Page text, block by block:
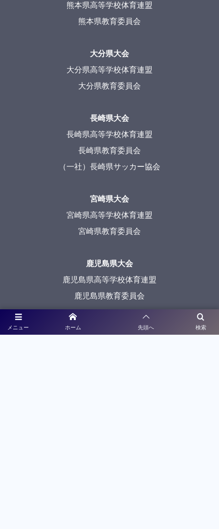
メニュー 検索
ホーム 先頭へ
熊本県高等学校体育連盟
熊本県教育委員会
大分県大会
大分県高等学校体育連盟
大分県教育委員会
長崎県大会
長崎県高等学校体育連盟
長崎県教育委員会
（一社）長崎県サッカー協会
宮崎県大会
宮崎県高等学校体育連盟
宮崎県教育委員会
鹿児島県大会
鹿児島県高等学校体育連盟
鹿児島県教育委員会